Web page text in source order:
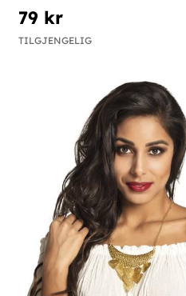
79 kr
TILGJENGELIG